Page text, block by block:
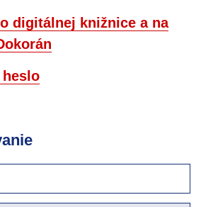
digitálnej knižnice a na